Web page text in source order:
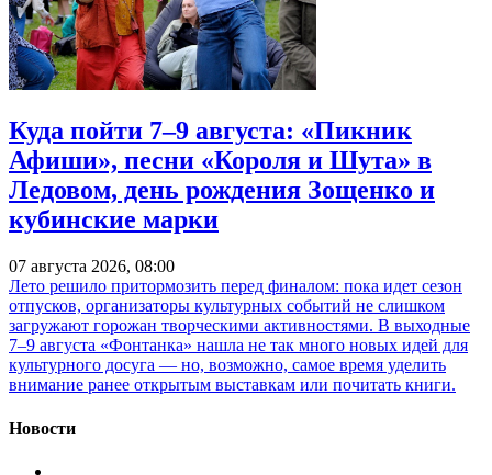
Куда пойти 7–9 августа: «Пикник
Афиши», песни «Короля и Шута» в
Ледовом, день рождения Зощенко и
кубинские марки
07 августа 2026, 08:00
Лето решило притормозить перед финалом: пока идет сезон
отпусков, организаторы культурных событий не слишком
загружают горожан творческими активностями. В выходные
7–9 августа «Фонтанка» нашла не так много новых идей для
культурного досуга — но, возможно, самое время уделить
внимание ранее открытым выставкам или почитать книги.
Новости